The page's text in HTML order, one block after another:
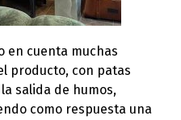
en cuenta muchas
producto, con patas
salida de humos,
como respuesta una